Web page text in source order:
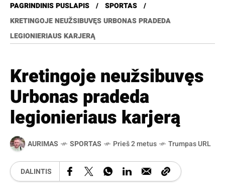
PAGRINDINIS PUSLAPIS
SPORTAS
KRETINGOJE NEUŽSIBUVĘS URBONAS PRADEDA
LEGIONIERIAUS KARJERĄ
Kretingoje neužsibuvęs
Urbonas pradeda
legionieriaus karjerą
AURIMAS SPORTAS Prieš 2 metus Trumpas URL
DALINTIS